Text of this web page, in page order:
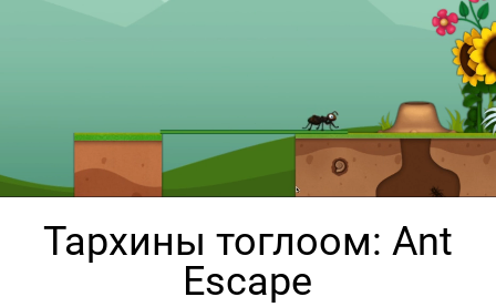
Тархины тоглоом: Ant
Escape